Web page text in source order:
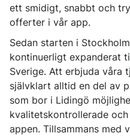
ett smidigt, snabbt och
offerter i vår app.
Sedan starten i
kontinuerligt expanderat
Sverige. Att erbjuda våra
självklart alltid en del av
som bor i Lidingö
kvalitetskontrollerade
appen. Tillsammans med